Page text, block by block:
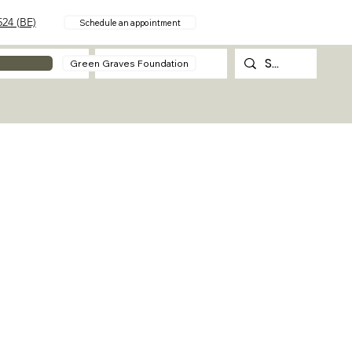
(BE) Schedule an appointment
Contact
Green Graves Foundation